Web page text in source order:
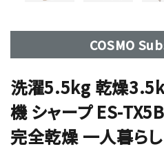
COSMO
洗濯5.5kg 乾燥
機 シャープ ES-
完全乾燥 一人暮ら